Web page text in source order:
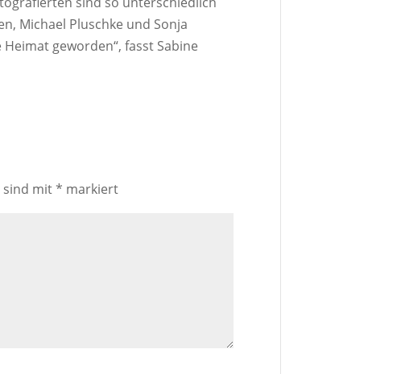
Michael Pluschke und Sonja
geworden“, fasst Sabine
sind mit* markiert